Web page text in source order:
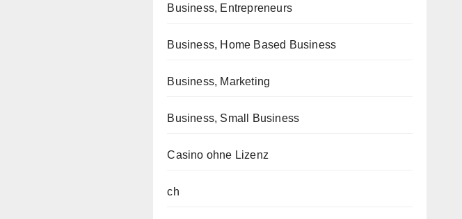
Business, Entrepreneurs
Business, Home Based Business
Business, Marketing
Business, Small Business
Casino ohne Lizenz
ch